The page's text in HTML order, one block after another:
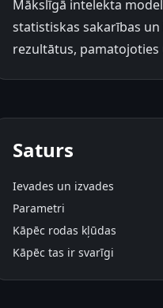
Mākslīgā intelekta
statistiskas sakarības
rezultātus, pamatojoties
Saturs
Ievades un izvades
Parametri
Kāpēc rodas kļūdas
Kāpēc tas ir svarīgi